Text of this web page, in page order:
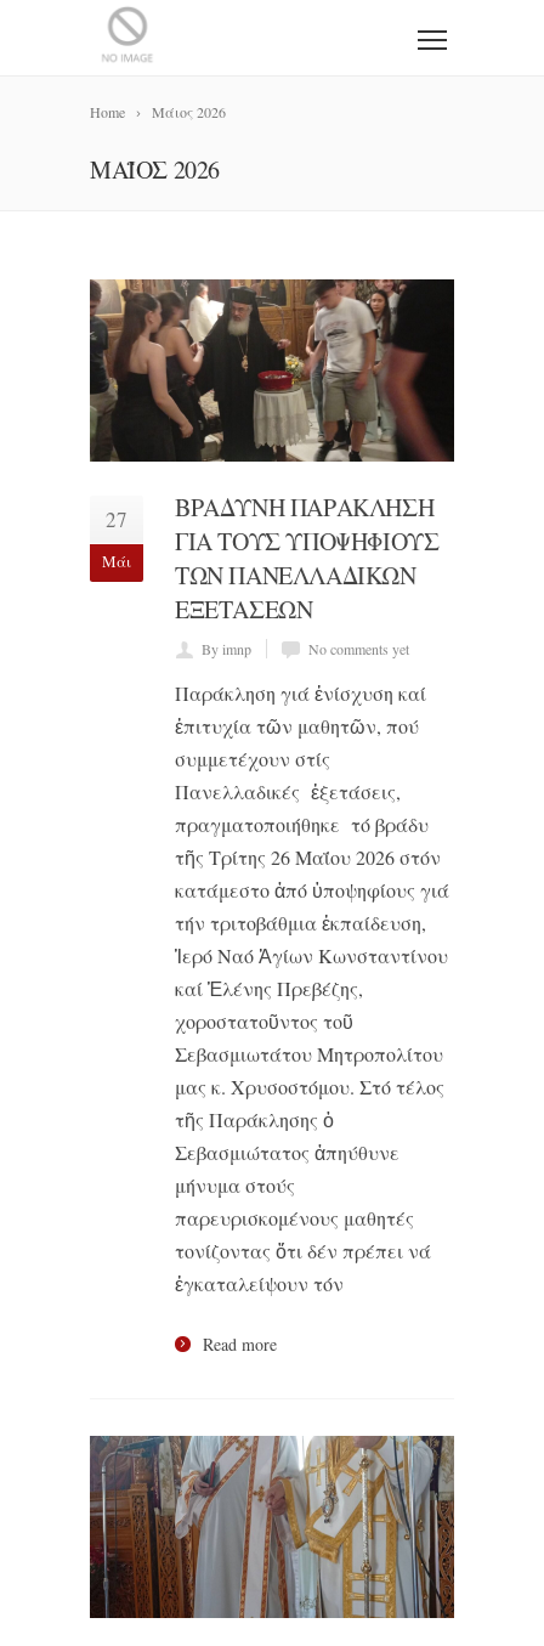
Home Μάιος 2026
ΜΆΙΟΣ 2026
27
Μάι
ΒΡΑΔΥΝΗ ΠΑΡΑΚΛΗΣΗ
ΓΙΑ ΤΟΥΣ ΥΠΟΨΗΦΙΟΥΣ
ΤΩΝ ΠΑΝΕΛΛΑΔΙΚΩΝ
ΕΞΕΤΑΣΕΩΝ
By imnp No comments yet
Παράκληση γιά ἐνίσχυση καί
ἐπιτυχία τῶν μαθητῶν, πού
συμμετέχουν στίς
Πανελλαδικές ἐξετάσεις,
πραγματοποιήθηκε τό βράδυ
τῆς Τρίτης 26 Μαΐου 2026 στόν
κατάμεστο ἀπό ὑποψηφίους γιά
τήν τριτοβάθμια ἐκπαίδευση,
Ἱερό Ναό Ἁγίων Κωνσταντίνου
καί Ἑλένης Πρεβέζης,
χοροστατοῦντος τοῦ
Σεβασμιωτάτου Μητροπολίτου
μας κ. Χρυσοστόμου. Στό τέλος
τῆς Παράκλησης ὁ
Σεβασμιώτατος ἀπηύθυνε
μήνυμα στούς
παρευρισκομένους μαθητές
τονίζοντας ὅτι δέν πρέπει νά
ἐγκαταλείψουν τόν
Read more